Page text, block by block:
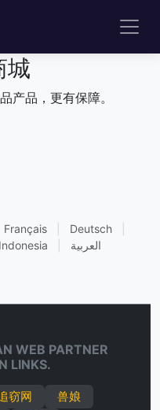
城
品，更有保障。
Français Deutsch
Indonesia العربية
WEB PARTNER
LINKS.
窃网
兽娘